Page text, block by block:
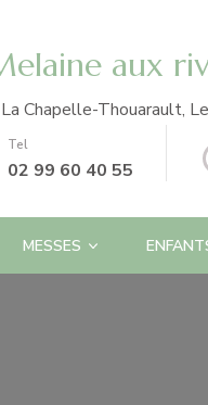
aux
Chapelle-Thouarault,
Tel
02 99 60 40 55
MESSES